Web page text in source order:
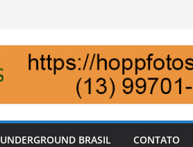
UNDERGROUND BRASIL CONTATO